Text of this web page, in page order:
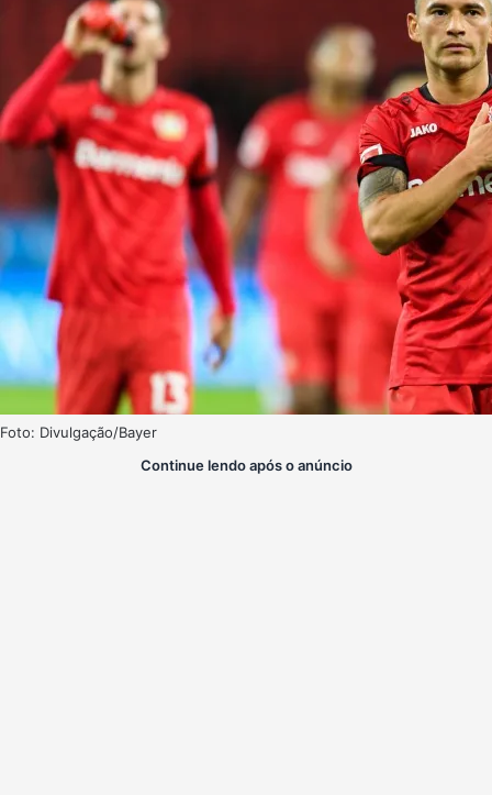
Foto: Divulgação/Bayer
Continue lendo após o anúncio